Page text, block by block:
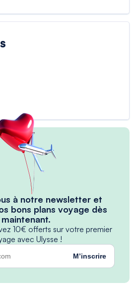
à notre newsletter et
bons plans voyage dès
maintenant.
10€ offerts sur votre premier
avec Ulysse !
M’inscrire